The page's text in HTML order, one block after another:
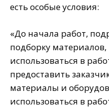
есть особые условия:
«До начала работ,
подборку материалов,
использоваться в
предоставить
материалы и
использоваться в